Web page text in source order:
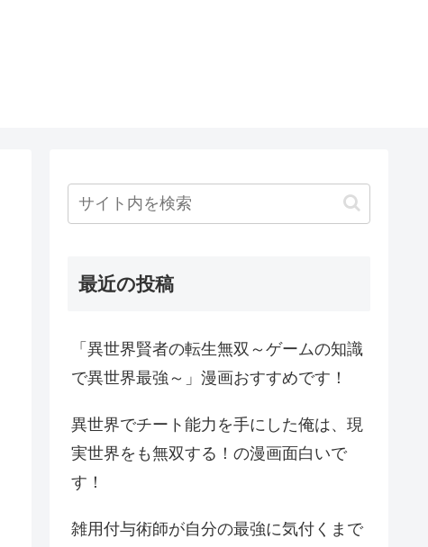
最近の投稿
「異世界賢者の転生無双～ゲームの知識
で異世界最強～」漫画おすすめです！
異世界でチート能力を手にした俺は、現
実世界をも無双する！の漫画面白いで
す！
雑用付与術師が自分の最強に気付くまで